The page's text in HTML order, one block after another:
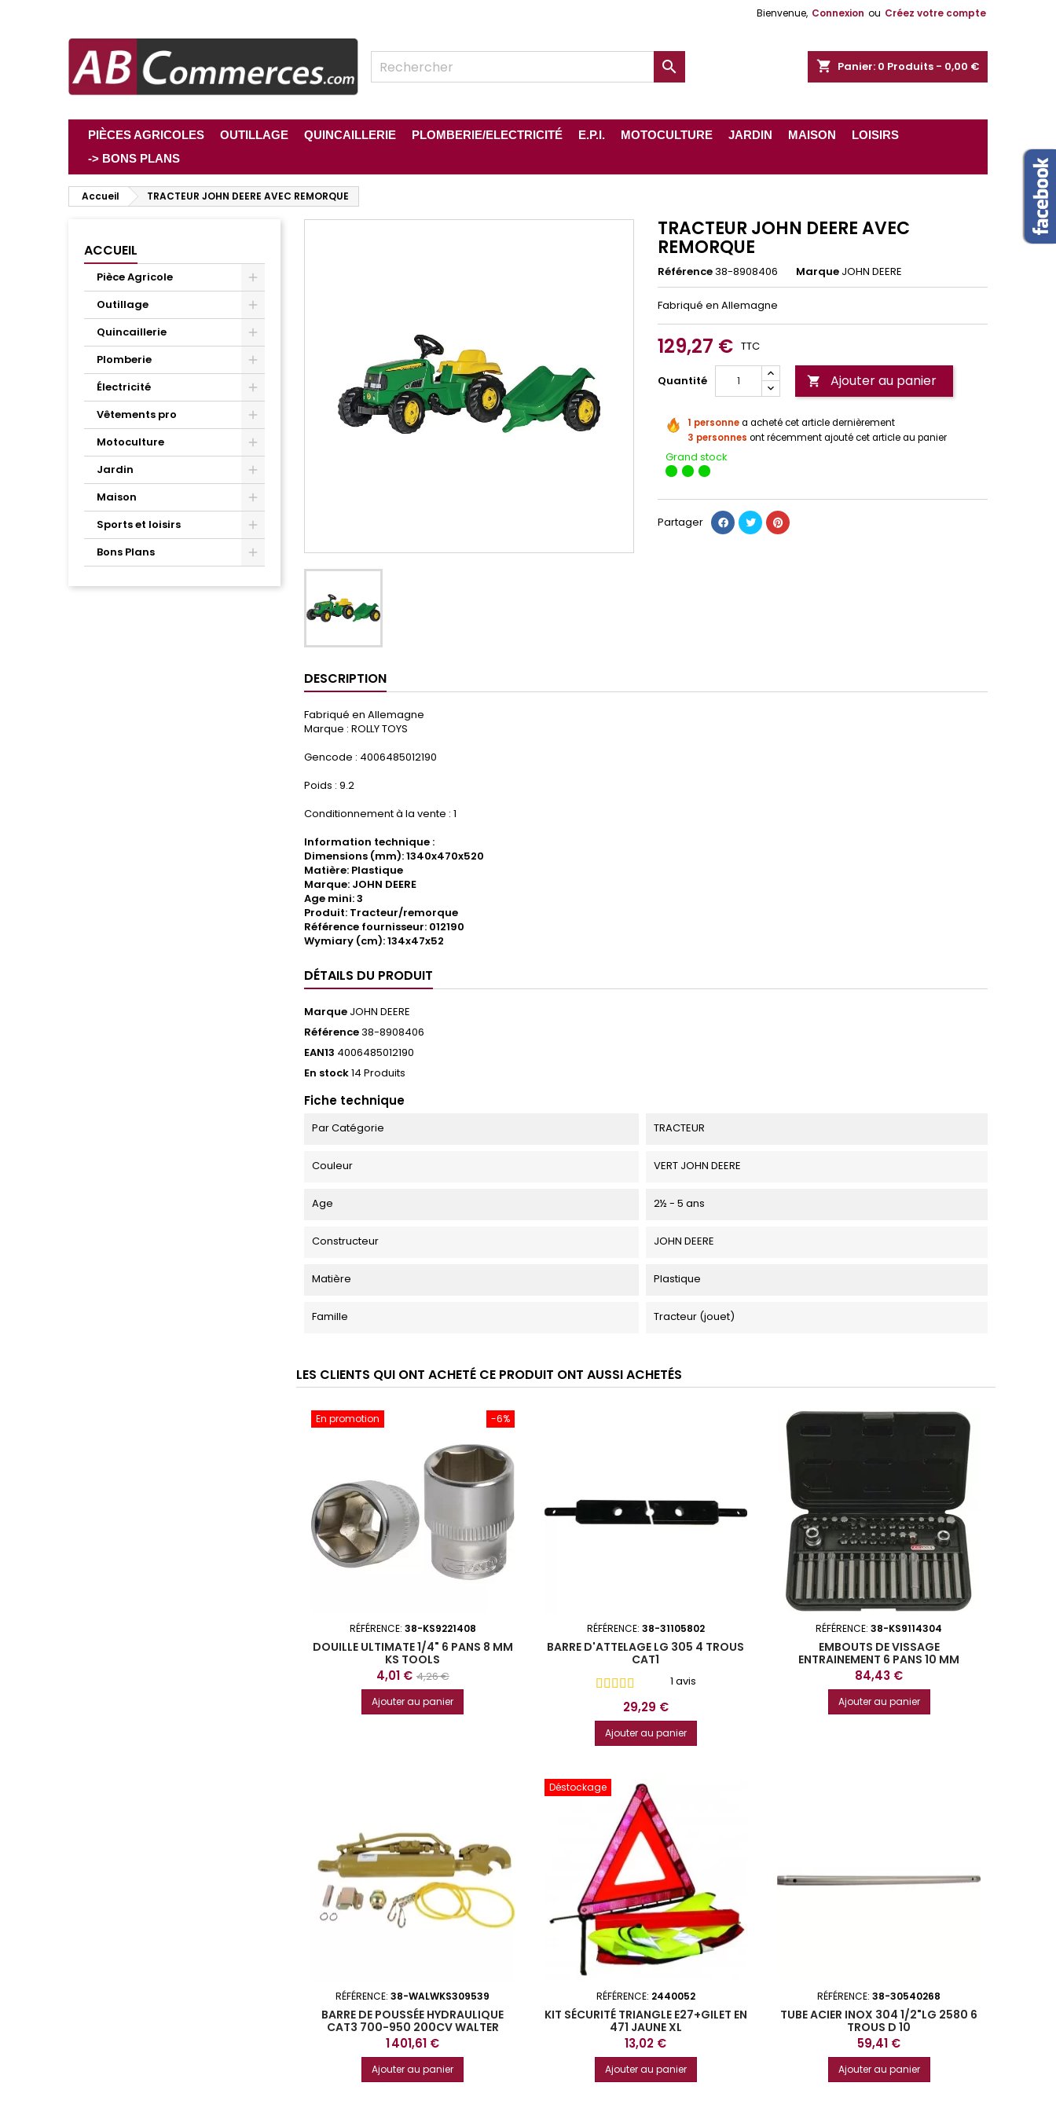
Bienvenue, Connexion ou Créez votre compte
shopping_cart Panier: 0 Produits - 0,00 €

PIÈCES AGRICOLES OUTILLAGE QUINCAILLERIE PLOMBERIE/ELECTRICITÉ E.P.I. MOTOCULTURE JARDIN MAISON
LOISIRS
-> BONS PLANS
Accueil TRACTEUR JOHN DEERE AVEC REMORQUE
ACCUEIL
Pièce Agricole
Outillage
Quincaillerie
Plomberie
Électricité
Vêtements pro
Motoculture
Jardin
Maison
Sports et loisirs
Bons Plans
TRACTEUR JOHN DEERE AVEC
REMORQUE
Référence38-8908406 Marque JOHN DEERE
Fabriqué en Allemagne
129,27 € TTC
Quantité  Ajouter au panier
1 personnea acheté cet article dernièrement
3 personnes ont récemment ajouté cet article au panier
Grand stock
Partager
DESCRIPTION
Fabriqué en Allemagne
Marque : ROLLY TOYS
Gencode : 4006485012190
Poids : 9.2
Conditionnement à la vente : 1
Information technique :
Dimensions (mm): 1340x470x520
Matière: Plastique
Marque: JOHN DEERE
Age mini: 3
Produit: Tracteur/remorque
Référence fournisseur: 012190
Wymiary (cm): 134x47x52
DÉTAILS DU PRODUIT
Marque JOHN DEERE
Référence38-8908406
EAN13 4006485012190
En stock14 Produits
Fiche technique
Par Catégorie TRACTEUR
Couleur VERT JOHN DEERE
Age 2½ - 5 ans
Constructeur JOHN DEERE
Matière Plastique
Famille Tracteur (jouet)
LES CLIENTS QUI ONT ACHETÉ CE PRODUIT ONT AUSSI ACHETÉS
-6%
En promotion
RÉFÉRENCE: 38-KS9221408
DOUILLE ULTIMATE 1/4" 6 PANS 8 MM
KS TOOLS
Prix
4,01 € Prix
de
base
4,26 €
Ajouter au panier
RÉFÉRENCE: 38-31105802
BARRE D'ATTELAGE LG 305 4 TROUS
CAT1
1 avis
Prix
29,29 €
Ajouter au panier
RÉFÉRENCE:38-KS9114304
EMBOUTS DE VISSAGE
ENTRAINEMENT 6 PANS 10 MM
COFFRET DE 42 PIECES KS TOOLS
Prix
84,43 €
Ajouter au panier
RÉFÉRENCE:38-WALWKS309539
BARRE DE POUSSÉE HYDRAULIQUE
CAT3 700-950 200CV WALTER
Prix
1 401,61 €
Ajouter au panier
Déstockage
RÉFÉRENCE: 2440052
KIT SÉCURITÉ TRIANGLE E27+GILET EN
471 JAUNE XL
Prix
13,02 €
Ajouter au panier
RÉFÉRENCE:38-30540268
TUBE ACIER INOX 304 1/2"LG 2580 6
TROUS D 10
Prix
59,41 €
Ajouter au panier